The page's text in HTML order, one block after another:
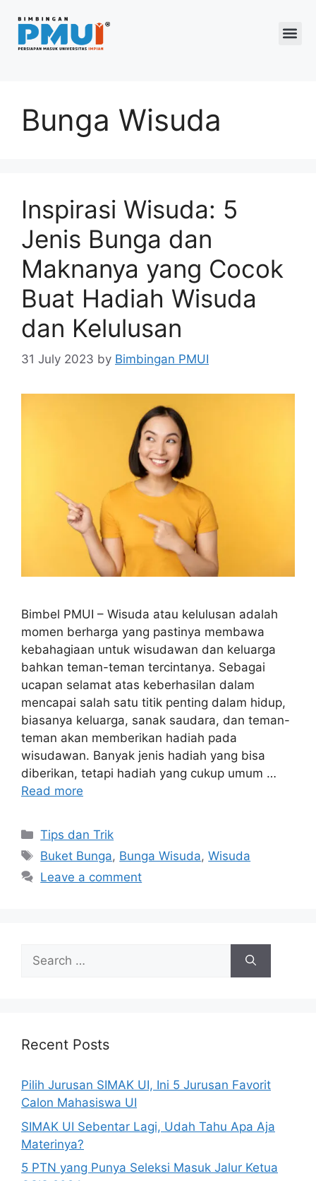
Bunga Wisuda
Inspirasi Wisuda: 5
Jenis Bunga dan
Maknanya yang Cocok
Buat Hadiah Wisuda
dan Kelulusan
31 July 2023 by Bimbingan PMUI
Bimbel PMUI – Wisuda atau kelulusan adalah
momen berharga yang pastinya membawa
kebahagiaan untuk wisudawan dan keluarga
bahkan teman-teman tercintanya. Sebagai
ucapan selamat atas keberhasilan dalam
mencapai salah satu titik penting dalam hidup,
biasanya keluarga, sanak saudara, dan teman-
teman akan memberikan hadiah pada
wisudawan. Banyak jenis hadiah yang bisa
diberikan, tetapi hadiah yang cukup umum …
Read more
Tips dan Trik
Buket Bunga, Bunga Wisuda,Wisuda
Leave a comment
Recent Posts
Pilih Jurusan SIMAK UI, Ini 5 Jurusan Favorit
Calon Mahasiswa UI
SIMAK UI Sebentar Lagi, Udah Tahu Apa Aja
Materinya?
5 PTN yang Punya Seleksi Masuk Jalur Ketua